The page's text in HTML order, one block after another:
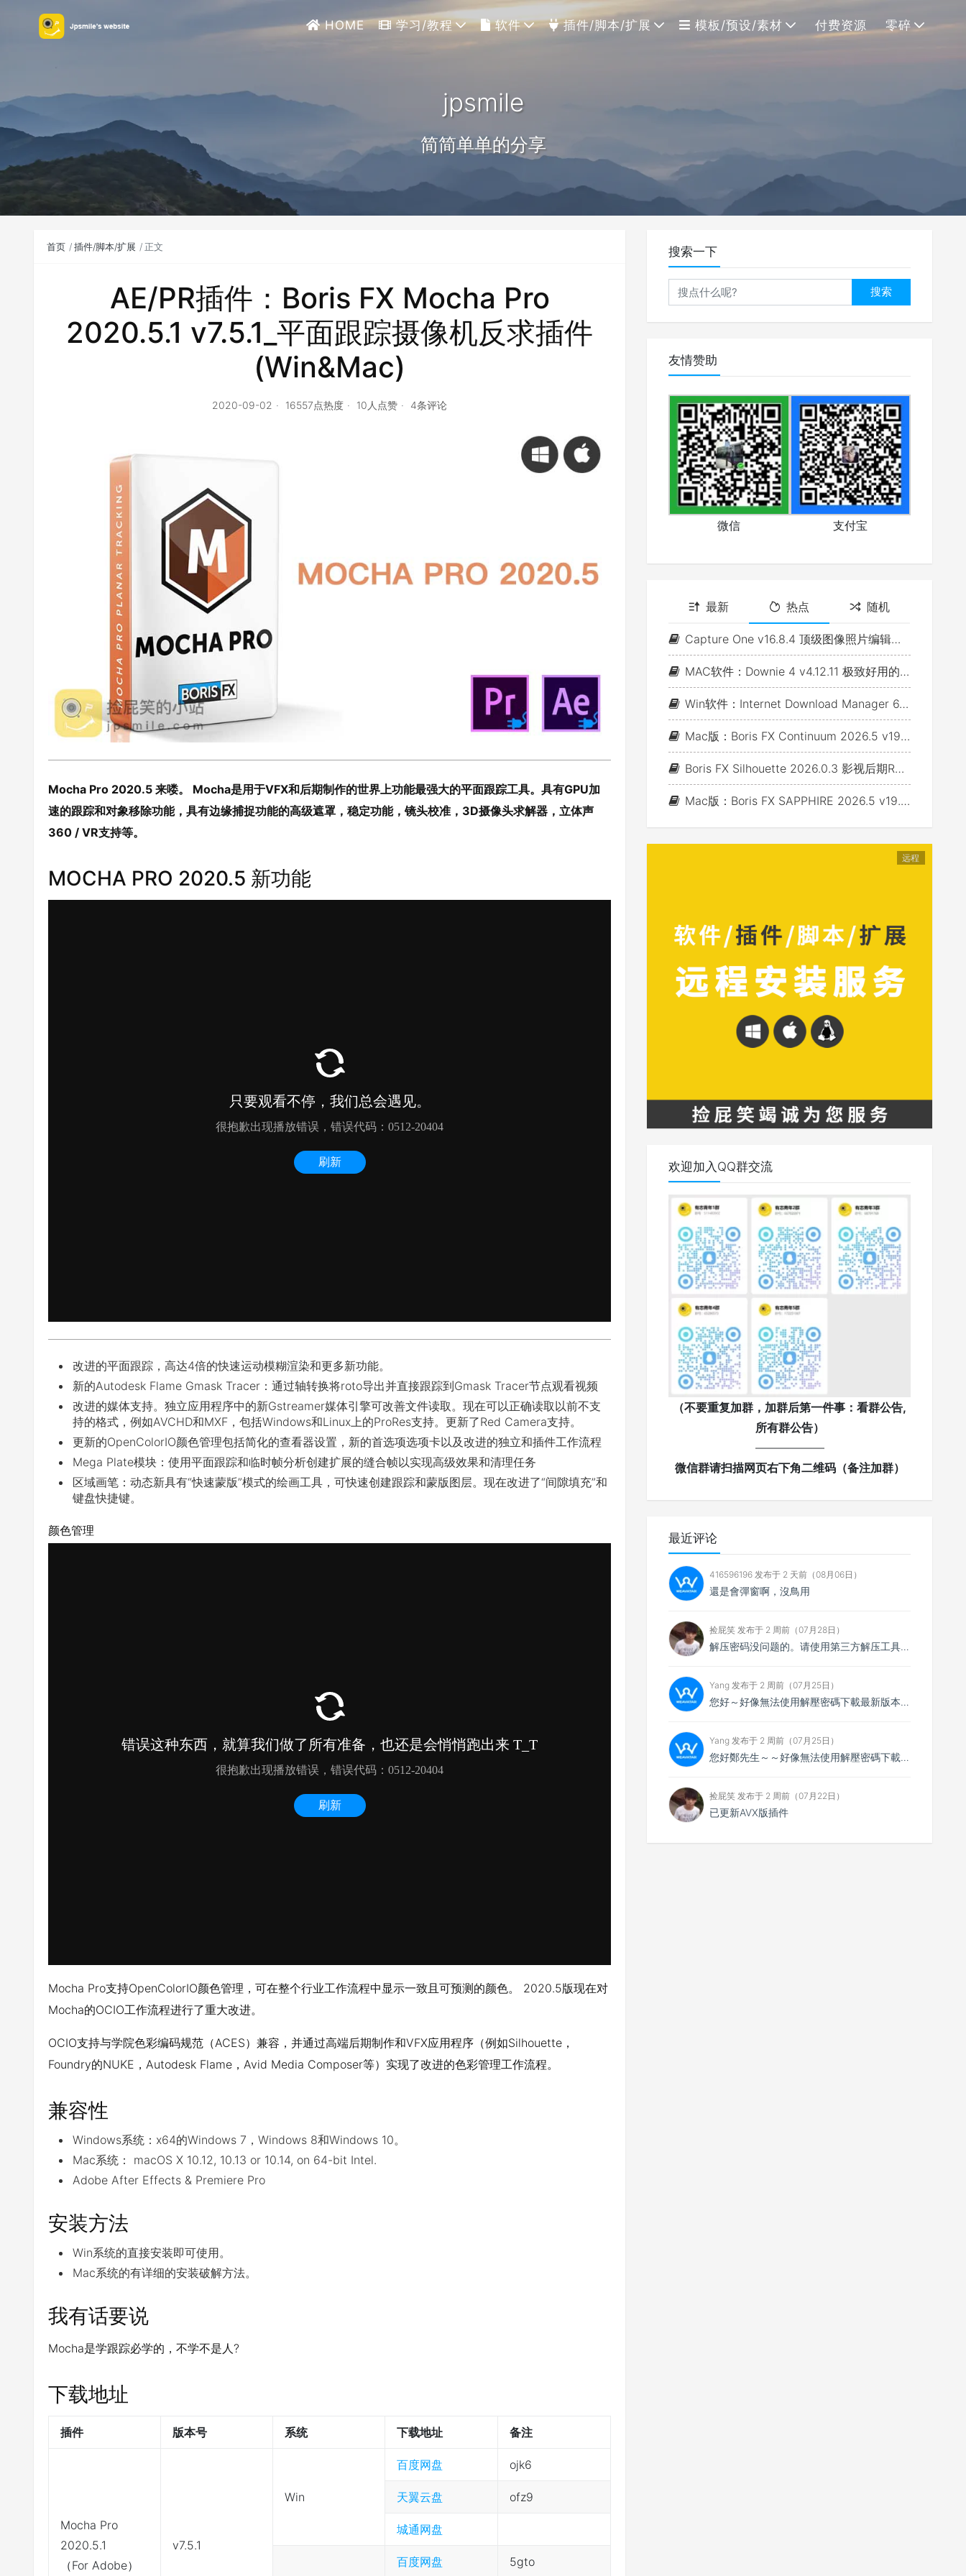
HOME 学习/教程 软件 插件/脚本/扩展 模板/预设/素材 付费资源 零碎
jpsmile
简简单单的分享
首页 插件/脚本/扩展 正文
AE/PR插件：Boris FX Mocha Pro
2020.5.1 v7.5.1_平面跟踪摄像机反求插件
(Win&Mac)
2020-09-02 16557点热度 10人点赞 4条评论
Mocha Pro 2020.5 来喽。 Mocha是用于VFX和后期制作的世界上功能最强大的平面跟踪工具。具有GPU加
速的跟踪和对象移除功能，具有边缘捕捉功能的高级遮罩，稳定功能，镜头校准，3D摄像头求解器，立体声
360 / VR支持等。
MOCHA PRO 2020.5 新功能
改进的平面跟踪，高达4倍的快速运动模糊渲染和更多新功能。
新的Autodesk Flame Gmask Tracer：通过轴转换将roto导出并直接跟踪到Gmask Tracer节点观看视频
改进的媒体支持。独立应用程序中的新Gstreamer媒体引擎可改善文件读取。现在可以正确读取以前不支
持的格式，例如AVCHD和MXF，包括Windows和Linux上的ProRes支持。更新了Red Camera支持。
更新的OpenColorIO颜色管理包括简化的查看器设置，新的首选项选项卡以及改进的独立和插件工作流程
Mega Plate模块：使用平面跟踪和临时帧分析创建扩展的缝合帧以实现高级效果和清理任务
区域画笔：动态新具有“快速蒙版”模式的绘画工具，可快速创建跟踪和蒙版图层。现在改进了“间隙填充”和
键盘快捷键。
颜色管理
Mocha Pro支持OpenColorIO颜色管理，可在整个行业工作流程中显示一致且可预测的颜色。 2020.5版现在对
Mocha的OCIO工作流程进行了重大改进。
OCIO支持与学院色彩编码规范（ACES）兼容，并通过高端后期制作和VFX应用程序（例如Silhouette，
Foundry的NUKE，Autodesk Flame，Avid Media Composer等）实现了改进的色彩管理工作流程。
兼容性
Windows系统：x64的Windows 7，Windows 8和Windows 10。
Mac系统： macOS X 10.12, 10.13 or 10.14, on 64-bit Intel.
Adobe After Effects & Premiere Pro
安装方法
Win系统的直接安装即可使用。
Mac系统的有详细的安装破解方法。
我有话要说
Mocha是学跟踪必学的，不学不是人?
下载地址
插件 版本号 系统 下载地址 备注
Mocha Pro
2020.5.1
（For Adobe）
v7.5.1
Win
百度网盘 ojk6
天翼云盘 ofz9
城通网盘
百度网盘 5gto
搜索一下
搜索
友情赞助
微信 支付宝
最新 热点 随机
Capture One v16.8.4 顶级图像照片编辑软件(Win&Mac)
MAC软件：Downie 4 v4.12.11 极致好用的视频下载利器
Win软件：Internet Download Manager 6.43 Build 7 - 网络资源下载神器IDM_支持下载各类网站视音频
Mac版：Boris FX Continuum 2026.5 v19.5.4_BCC视频特效及转场套装 For AE/PR/FCP/Motion/Avid/OFX(Fusion/ Resolve/Nukex等)
Boris FX Silhouette 2026.0.3 影视后期Roto抠像Paint视效合成软件+Adobe/OFX插件 (Win&Mac&Linux)
Mac版：Boris FX SAPPHIRE 2026.5 v19.5 蓝宝石视效插件_For AE/PR/Avid/OFX(Nuke/Resolve/Fusion等)
远程
欢迎加入QQ群交流
（不要重复加群，加群后第一件事：看群公告,
所有群公告）
——————
微信群请扫描网页右下角二维码（备注加群）
最近评论
416596196 发布于 2 天前（08月06日）
還是會彈窗啊，沒鳥用
捡屁笑 发布于 2 周前（07月28日）
解压密码没问题的。请使用第三方解压工具解压，比如7zip
Yang 发布于 2 周前（07月25日）
您好～好像無法使用解壓密碼下載最新版本，想請您看看
Yang 发布于 2 周前（07月25日）
您好鄭先生～～好像無法使用解壓密碼下載最新的4.0.4版本，不知能否請你協助排除障礙～
捡屁笑 发布于 2 周前（07月22日）
已更新AVX版插件